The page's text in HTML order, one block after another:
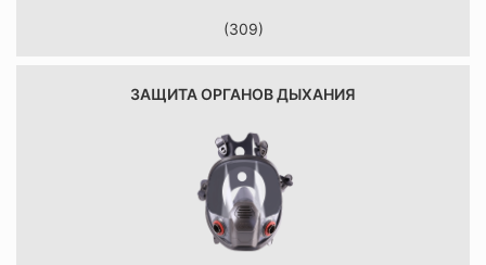
(309)
ЗАЩИТА ОРГАНОВ ДЫХАНИЯ